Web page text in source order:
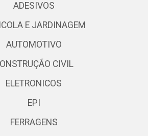
ADESIVOS
E JARDINAGEM
AUTOMOTIVO
CIVIL
ELETRONICOS
EPI
FERRAGENS